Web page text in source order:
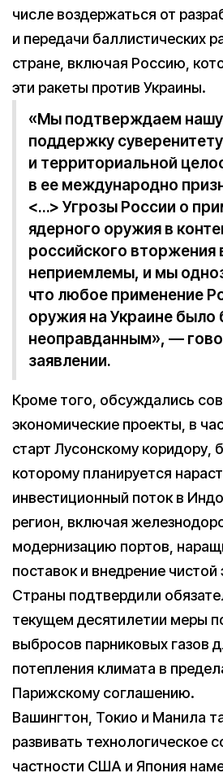
числе воздержаться от
и передачи баллистических
стране, включая Россию,
эти ракеты против Украины.
«Мы подтверждаем
поддержку
и территориальной
в ее международно
<…> Угрозы России о
ядерного оружия в
российского вторжения
неприемлемы, и мы
что любое применение
оружия на Украине
неоправданным», —
заявлении.
Кроме того, обсуждались
экономические проекты, в
старт Лусонскому коридору,
которому планируется
инвестиционный поток в
регион, включая
модернизацию портов,
поставок и внедрение чистой
Страны подтвердили
текущем десятилетии меры
выбросов парниковых газов
потепления климата в
Парижскому соглашению.
Вашингтон, Токио и Манила
развивать технологическое
частности США и Япония